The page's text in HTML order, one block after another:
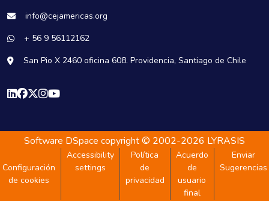
info@cejamericas.org
+ 56 9 56112162
San Pio X 2460 oficina 608. Providencia, Santiago de Chile
Software DSpace copyright © 2002-2026 LYRASIS
Configuración
de cookies
Accessibility
settings
Política
de
privacidad
Acuerdo
de
usuario
final
Enviar
Sugerencias